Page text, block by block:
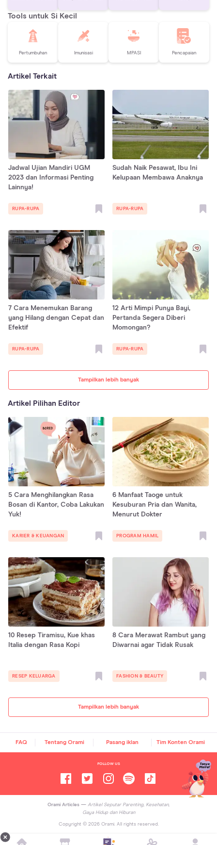
Tools untuk Si Kecil
Pertumbuhan Imunisasi MPASI Pencapaian
Artikel Terkait
Tampilkan lebih banyak
Jadwal Ujian Mandiri UGM
2023 dan Informasi Penting
Lainnya!
RUPA-RUPA
Sudah Naik Pesawat, Ibu Ini
Kelupaan Membawa Anaknya
RUPA-RUPA
7 Cara Menemukan Barang
yang Hilang dengan Cepat dan
Efektif
RUPA-RUPA
12 Arti Mimpi Punya Bayi,
Pertanda Segera Diberi
Momongan?
RUPA-RUPA
Artikel Pilihan Editor
Tampilkan lebih banyak
5 Cara Menghilangkan Rasa
Bosan di Kantor, Coba Lakukan
Yuk!
KARIER & KEUANGAN
6 Manfaat Taoge untuk
Kesuburan Pria dan Wanita,
Menurut Dokter
PROGRAM HAMIL
10 Resep Tiramisu, Kue khas
Italia dengan Rasa Kopi
RESEP KELUARGA
8 Cara Merawat Rambut yang
Diwarnai agar Tidak Rusak
FASHION & BEAUTY
FAQ Tentang Orami Pasang iklan Tim Konten Orami
FOLLOW US
Orami Articles — Artikel Seputar Parenting, Kesehatan,
Gaya Hidup dan Hiburan
Copyright © 2026Orami. All rights reserved.